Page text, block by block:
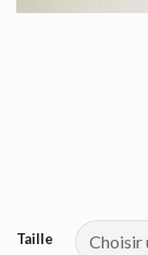
Taille